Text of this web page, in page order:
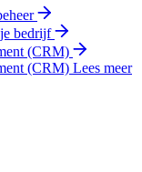
bedrijf
(CRM)
(CRM) Lees meer